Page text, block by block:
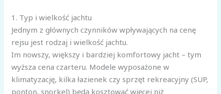
1. Typ i wielkość jachtu
Jednym z głównych czynników wpływających na cenę
rejsu jest rodzaj i wielkość jachtu.
Im nowszy, większy i bardziej komfortowy jacht – tym
wyższa cena czarteru. Modele wyposażone w
klimatyzację, kilka łazienek czy sprzęt rekreacyjny (SUP,
ponton, snorkel) będą kosztować więcej niż